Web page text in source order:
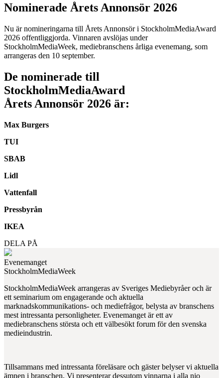
Nominerade Årets Annonsör 2026
Nu är nomineringarna till Årets Annonsör i StockholmMediaAward
2026 offentliggjorda. Vinnaren avslöjas under
StockholmMediaWeek, mediebranschens årliga evenemang, som
arrangeras den 10 september.
De nominerade till
StockholmMediaAward
Årets Annonsör 2026 är:
Max Burgers
TUI
SBAB
Lidl
Vattenfall
Pressbyrån
IKEA
DELA PÅ
Evenemanget
StockholmMediaWeek
StockholmMediaWeek arrangeras av Sveriges Mediebyråer och är
ett seminarium om engagerande och aktuella
marknadskommunikations- och mediefrågor, belysta av branschens
mest intressanta personligheter. Evenemanget är ett av
mediebranschens största och ett välbesökt forum för den svenska
medieindustrin.
Tillsammans med intressanta föreläsare och gäster belyser vi aktuella
ämnen i branschen. Vi presenterar dessutom vinnarna i alla nio